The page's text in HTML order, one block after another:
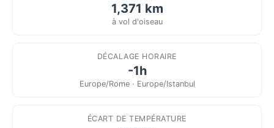
1,371 km
à vol d'oiseau
DÉCALAGE HORAIRE
-1h
Europe/Rome · Europe/Istanbul
ÉCART DE TEMPÉRATURE